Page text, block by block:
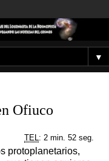
▼
Ofiuco
TEL : 2 min. 52 seg.
protoplanetarios,